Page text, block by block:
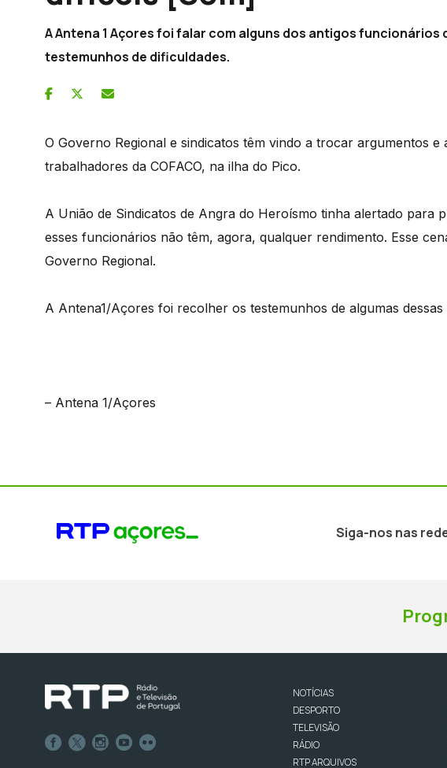
A Antena 1 Açores foi falar com alguns dos antigos funcionários
testemunhos de dificuldades.
O Governo Regional e sindicatos têm vindo a trocar argumentos
trabalhadores da COFACO, na ilha do Pico.
A União de Sindicatos de Angra do Heroísmo tinha alertado para
esses funcionários não têm, agora, qualquer rendimento. Esse
Governo Regional.
A Antena1/Açores foi recolher os testemunhos de algumas dessas
– Antena 1/Açores
Siga-nos nas
NOTÍCIAS
DESPORTO
TELEVISÃO
RÁDIO
RTP ARQUIVOS